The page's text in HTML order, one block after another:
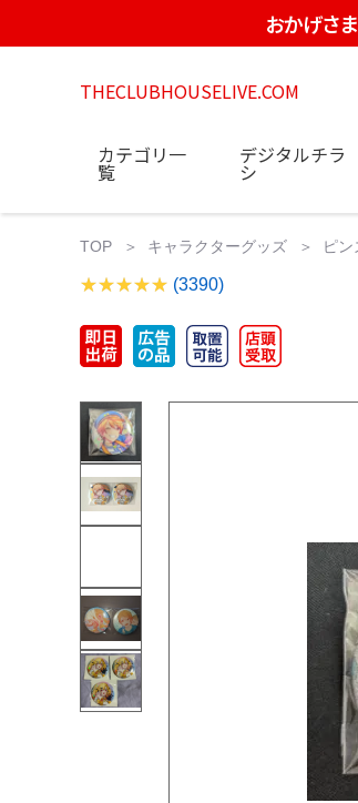
おかげさ
THECLUBHOUSELIVE.COM
カテゴリ一
覧
デジタルチラ
シ
TOP キャラクターグッズ ピ
(3390)